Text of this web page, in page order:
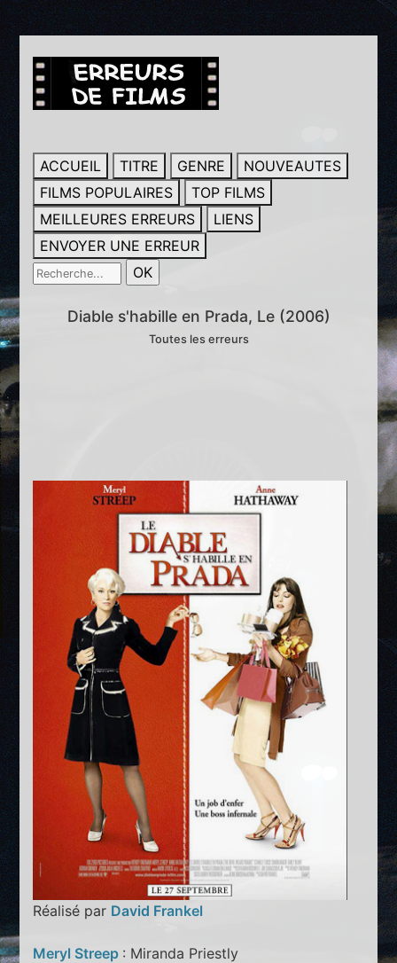
ACCUEIL TITRE GENRE
NOUVEAUTES
FILMS POPULAIRES
TOP FILMS
MEILLEURES ERREURS
LIENS
ENVOYER UNE ERREUR
Diable s'habille en Prada, Le (2006)
Toutes les erreurs
Réalisé par David Frankel
Meryl Streep : Miranda Priestly